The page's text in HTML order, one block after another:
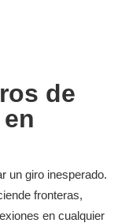
de
un giro inesperado.
fronteras,
en cualquier